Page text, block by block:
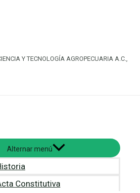
Y TECNOLOGÍA AGROPECUARIA A.C.,
Alternar menú
Constitutiva